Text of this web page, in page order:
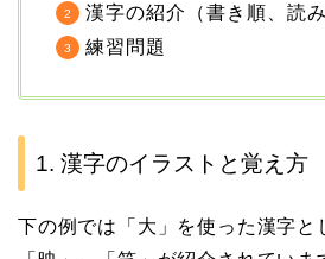
漢字の紹介（書き順、読み
練習問題
1. 漢字のイラストと覚え方
下の例では「大」を使った漢字と